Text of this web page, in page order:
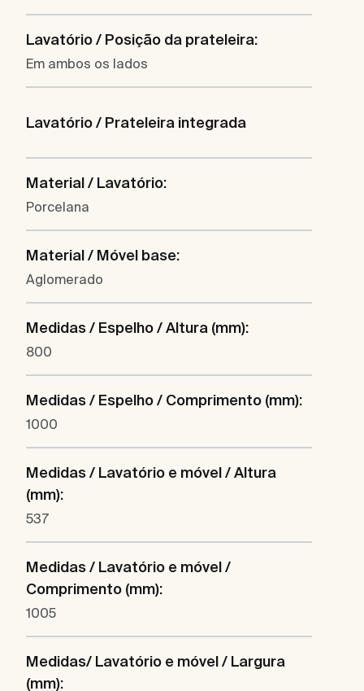
Lavatório / Posição da prateleira:
Em ambos os lados
Lavatório / Prateleira integrada
Material / Lavatório:
Porcelana
Material / Móvel base:
Aglomerado
Medidas / Espelho / Altura (mm):
800
Medidas / Espelho / Comprimento (mm):
1000
Medidas / Lavatório e móvel / Altura
(mm):
537
Medidas / Lavatório e móvel /
Comprimento (mm):
1005
Medidas/ Lavatório e móvel / Largura
(mm):